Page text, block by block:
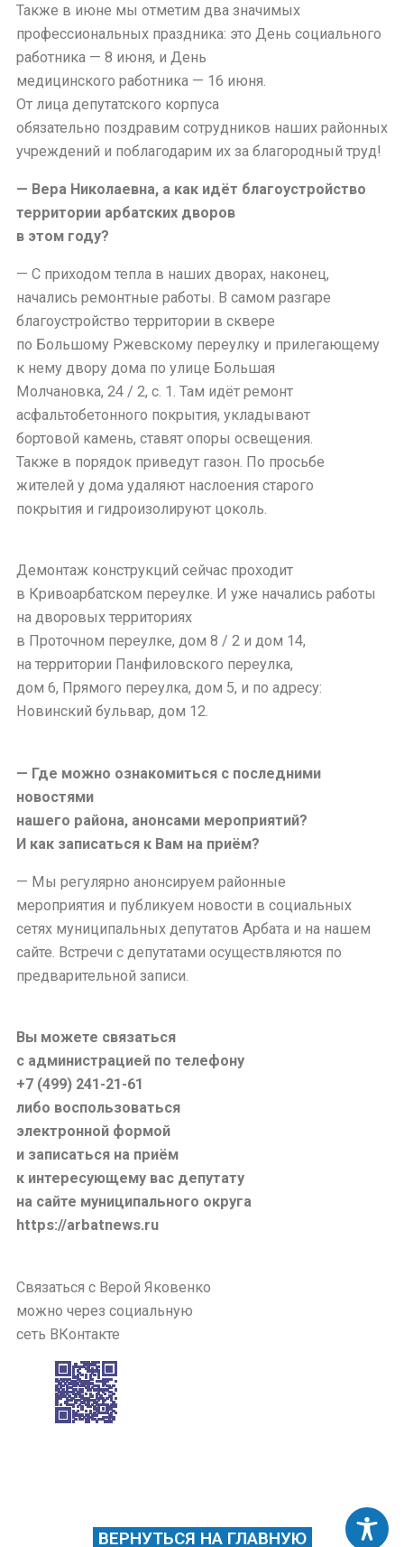
Также в июне мы отметим два значимых
профессиональных праздника: это День социального
работника — 8 июня, и День
медицинского работника — 16 июня.
От лица депутатского корпуса
обязательно поздравим сотрудников наших районных
учреждений и поблагодарим их за благородный труд!
— Вера Николаевна, а как идёт благоустройство
территории арбатских дворов
в этом году?
— С приходом тепла в наших дворах, наконец,
начались ремонтные работы. В самом разгаре
благоустройство территории в сквере
по Большому Ржевскому переулку и прилегающему
к нему двору дома по улице Большая
Молчановка, 24 / 2, с. 1. Там идёт ремонт
асфальтобетонного покрытия, укладывают
бортовой камень, ставят опоры освещения.
Также в порядок приведут газон. По просьбе
жителей у дома удаляют наслоения старого
покрытия и гидроизолируют цоколь.
Демонтаж конструкций сейчас проходит
в Кривоарбатском переулке. И уже начались работы
на дворовых территориях
в Проточном переулке, дом 8 / 2 и дом 14,
на территории Панфиловского переулка,
дом 6, Прямого переулка, дом 5, и по адресу:
Новинский бульвар, дом 12.
— Где можно ознакомиться с последними
новостями
нашего района, анонсами мероприятий?
И как записаться к Вам на приём?
— Мы регулярно анонсируем районные
мероприятия и публикуем новости в социальных
сетях муниципальных депутатов Арбата и на нашем
сайте. Встречи с депутатами осуществляются по
предварительной записи.
Вы можете связаться
с администрацией по телефону
+7 (499) 241-21-61
либо воспользоваться
электронной формой
и записаться на приём
к интересующему вас депутату
на сайте муниципального округа
https://arbatnews.ru
Связаться с Верой Яковенко
можно через социальную
сеть ВКонтакте
ВЕРНУТЬСЯ НА ГЛАВНУЮ